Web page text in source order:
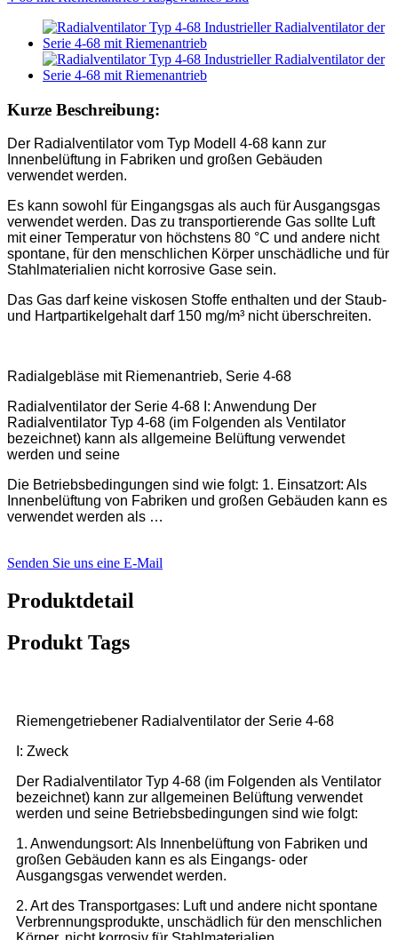
Kurze Beschreibung:
Der Radialventilator vom Typ Modell 4-68 kann zur
Innenbelüftung in Fabriken und großen Gebäuden
verwendet werden.
Es kann sowohl für Eingangsgas als auch für Ausgangsgas
verwendet werden. Das zu transportierende Gas sollte Luft
mit einer Temperatur von höchstens 80 °C und andere nicht
spontane, für den menschlichen Körper unschädliche und für
Stahlmaterialien nicht korrosive Gase sein.
Das Gas darf keine viskosen Stoffe enthalten und der Staub-
und Hartpartikelgehalt darf 150 mg/m³ nicht überschreiten.
Radialgebläse mit Riemenantrieb, Serie 4-68
Radialventilator der Serie 4-68 I: Anwendung Der
Radialventilator Typ 4-68 (im Folgenden als Ventilator
bezeichnet) kann als allgemeine Belüftung verwendet
werden und seine
Die Betriebsbedingungen sind wie folgt: 1. Einsatzort: Als
Innenbelüftung von Fabriken und großen Gebäuden kann es
verwendet werden als …
Senden Sie uns eine E-Mail
Produktdetail
Produkt Tags
Riemengetriebener Radialventilator der Serie 4-68
I: Zweck
Der Radialventilator Typ 4-68 (im Folgenden als Ventilator
bezeichnet) kann zur allgemeinen Belüftung verwendet
werden und seine Betriebsbedingungen sind wie folgt:
1. Anwendungsort: Als Innenbelüftung von Fabriken und
großen Gebäuden kann es als Eingangs- oder
Ausgangsgas verwendet werden.
2. Art des Transportgases: Luft und andere nicht spontane
Verbrennungsprodukte, unschädlich für den menschlichen